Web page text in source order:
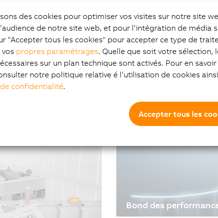
"À ma connaissance,
telle flexibilité et une
30/08/2021| 5m
B&R a choisi de
L'expert vision Andreas
les
d'emballages DCM-
de ses clients
et en s’appuyant sur
#Plastique
Bond des
des cookies pour optimiser vos visites sur notre site
de notre site web, et pour l‘intégration de média
"Accepter tous les cookies" pour accepter ce type de
propres paramétrages. Quelle que soit votre sélection,
sur un plan technique sont activés. Pour en savoir
notre politique relative é l‘utilisation de cookies
confidentialité.
Accepter tous les